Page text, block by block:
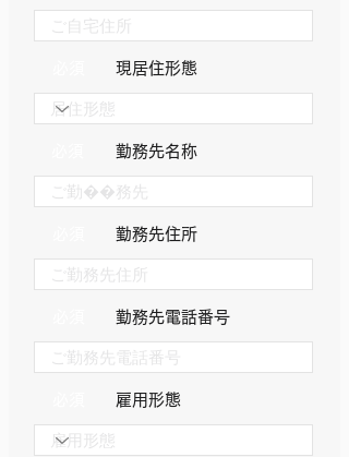
​現居住形態
​勤務先名称
​勤務先住所
​勤務先電話番号
​雇用形態